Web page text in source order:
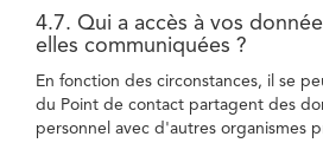
4.7. Qui a accès à vos
elles communiquées ?
En fonction des circonstances, il se
du Point de contact partagent des
personnel avec d'autres organismes